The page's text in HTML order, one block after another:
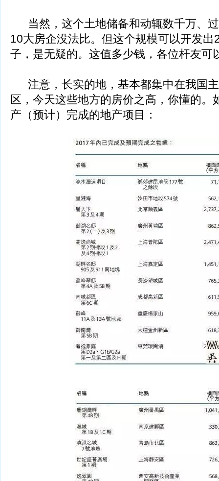
当然，这个土地储备和动辄数千万、
10大房企没法比。但这个规模可以开发出
子，是无疑的。这值多少钱，各位杆友可
注意，长实的地，基本都集中在我国
区，今天这些地方的房价之高，你懂的。
产（预计）完成的地产项目：